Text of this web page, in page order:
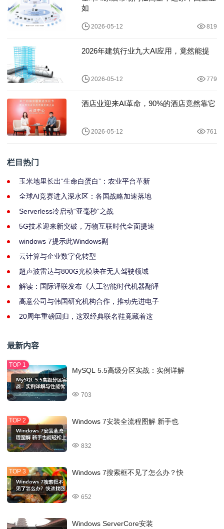
如
2026-05-12 819
2026年建筑行业九大AI应用，竟然能提
2026-05-12 779
酒店业迎来AI革命，90%的酒店竟然靠它
2026-05-12 761
栏目热门
玉米地里长出“生命白蛋白”：农业平台革新
全球AI竞赛进入深水区：各国战略加速落地
Serverless冷启动“亚毫秒”之战
5G技术迎来新突破，万物互联时代全面提速
windows 7提示此Windows副
云计算与企业数字化转型
超声波雷达与800G光模块在无人驾驶领域
解读：国际译联发布《人工智能时代机器翻译
高意公司与韩国研究机构合作，推动先进电子
20周年重磅回归，这双经典联名鞋竟藏着这
最新内容
MySQL 5.5高级分区实战：实例详解
703
Windows 7安装全流程图解 新手也
832
Windows 7搜索框不见了怎么办？快
652
Windows ServerCore安装